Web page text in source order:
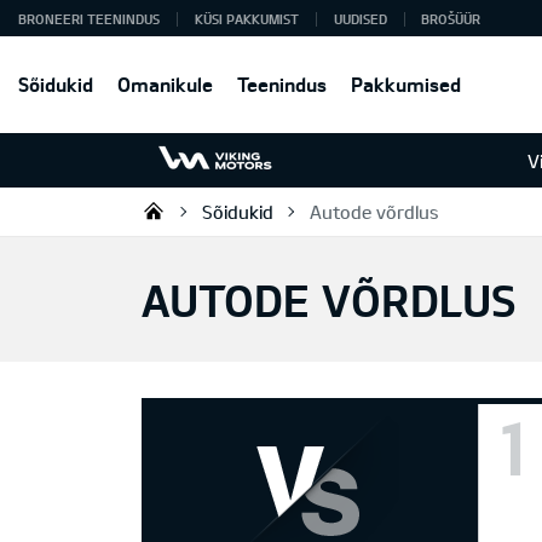
Sõidukid Omanikule Teenindus Pakkumised
BRONEERI TEENINDUS KÜSI PAKKUMIST UUDISED BROŠÜÜR
Viking Motors - Kia müük,
Sõidukid Autode võrdlus
AUTODE VÕRDLUS